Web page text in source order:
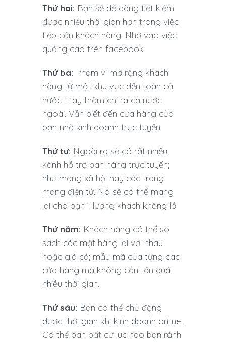
Thứ hai: Bạn sẽ dễ dàng tiết kiệm
được nhiều thời gian hơn trong việc
tiếp cận khách hàng. Nhờ vào việc
quảng cáo trên facebook.
Thứ ba: Phạm vi mở rộng khách
hàng từ một khu vực đến toàn cả
nước. Hay thậm chí ra cả nước
ngoài. Vẫn biết đến cửa hàng của
bạn nhờ kinh doanh trực tuyến.
Thứ tư: Ngoài ra sẽ có rất nhiều
kênh hỗ trợ bán hàng trực tuyến;
như mạng xã hội hay các trang
mạng điện tử. Nó sẽ có thể mang
lại cho bạn 1 lượng khách khổng lồ.
Thứ năm: Khách hàng có thể so
sách các mặt hàng lại với nhau
hoặc giá cả; mẫu mã của từng các
cửa hàng mà không cần tốn quá
nhiều thời gian.
Thứ sáu: Bạn có thể chủ động
được thời gian khi kinh doanh online.
Có thể bán bất cứ lúc nào bạn rảnh